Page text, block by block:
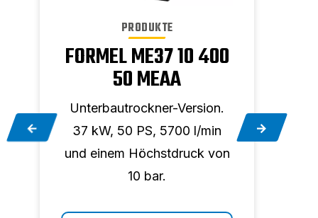
PRODUKTE
FORMEL ME37 10 400
50 MEAA
Unterbautrockner-Version.
37 kW, 50 PS, 5700 l/min
und einem Höchstdruck von
10 bar.